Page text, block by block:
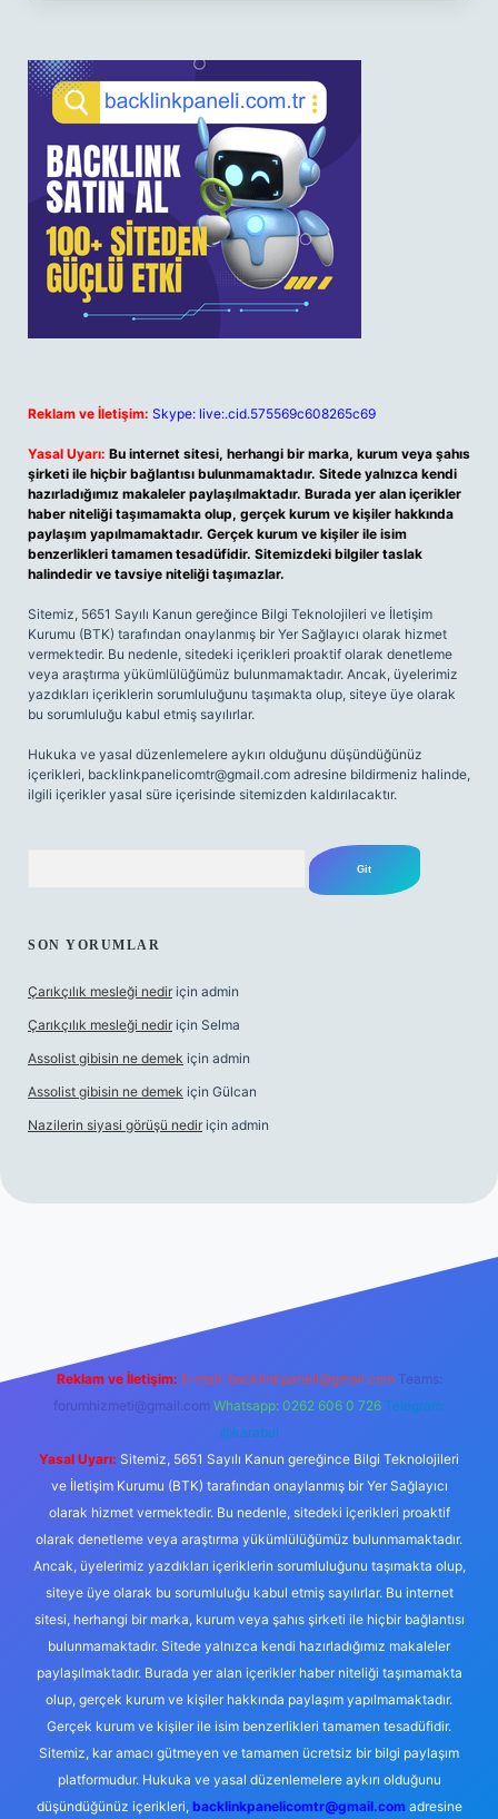
Reklam ve İletişim: Skype: live:.cid.575569c608265c69
Yasal Uyarı: Bu internet sitesi, herhangi bir marka, kurum veya şahıs
şirketi ile hiçbir bağlantısı bulunmamaktadır. Sitede yalnızca kendi
hazırladığımız makaleler paylaşılmaktadır. Burada yer alan içerikler
haber niteliği taşımamakta olup, gerçek kurum ve kişiler hakkında
paylaşım yapılmamaktadır. Gerçek kurum ve kişiler ile isim
benzerlikleri tamamen tesadüfidir. Sitemizdeki bilgiler taslak
halindedir ve tavsiye niteliği taşımazlar.
Sitemiz, 5651 Sayılı Kanun gereğince Bilgi Teknolojileri ve İletişim
Kurumu (BTK) tarafından onaylanmış bir Yer Sağlayıcı olarak hizmet
vermektedir. Bu nedenle, sitedeki içerikleri proaktif olarak denetleme
veya araştırma yükümlülüğümüz bulunmamaktadır. Ancak, üyelerimiz
yazdıkları içeriklerin sorumluluğunu taşımakta olup, siteye üye olarak
bu sorumluluğu kabul etmiş sayılırlar.
Hukuka ve yasal düzenlemelere aykırı olduğunu düşündüğünüz
içerikleri, backlinkpanelicomtr@gmail.com adresine bildirmeniz halinde,
ilgili içerikler yasal süre içerisinde sitemizden kaldırılacaktır.
SON YORUMLAR
Çarıkçılık mesleği nedir için admin
Çarıkçılık mesleği nedir için Selma
Assolist gibisin ne demek için admin
Assolist gibisin ne demek için Gülcan
Nazilerin siyasi görüşü nedir için admin
Reklam ve İletişim: E-mail: backlinkpaneli@gmail.com Teams:
forumhizmeti@gmail.com Whatsapp: 0262 606 0 726 Telegram:
@karabul
Yasal Uyarı: Sitemiz, 5651 Sayılı Kanun gereğince Bilgi Teknolojileri
ve İletişim Kurumu (BTK) tarafından onaylanmış bir Yer Sağlayıcı
olarak hizmet vermektedir. Bu nedenle, sitedeki içerikleri proaktif
olarak denetleme veya araştırma yükümlülüğümüz bulunmamaktadır.
Ancak, üyelerimiz yazdıkları içeriklerin sorumluluğunu taşımakta olup,
siteye üye olarak bu sorumluluğu kabul etmiş sayılırlar. Bu internet
sitesi, herhangi bir marka, kurum veya şahıs şirketi ile hiçbir bağlantısı
bulunmamaktadır. Sitede yalnızca kendi hazırladığımız makaleler
paylaşılmaktadır. Burada yer alan içerikler haber niteliği taşımamakta
olup, gerçek kurum ve kişiler hakkında paylaşım yapılmamaktadır.
Gerçek kurum ve kişiler ile isim benzerlikleri tamamen tesadüfidir.
Sitemiz, kar amacı gütmeyen ve tamamen ücretsiz bir bilgi paylaşım
platformudur. Hukuka ve yasal düzenlemelere aykırı olduğunu
düşündüğünüz içerikleri, backlinkpanelicomtr@gmail.comadresine